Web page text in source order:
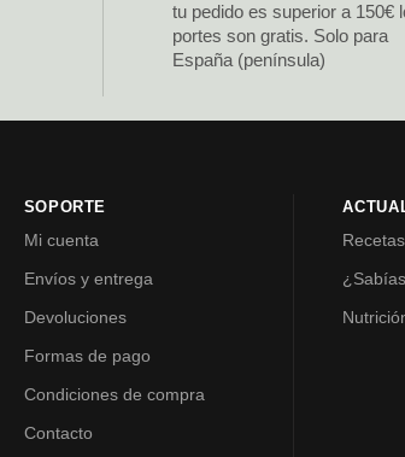
tu pedido es superior a 150€
portes son gratis. Solo para
España (península)
SOPORTE
Mi cuenta
Envíos y entrega
Devoluciones
Formas de pago
Condiciones de compra
Contacto
Recetas